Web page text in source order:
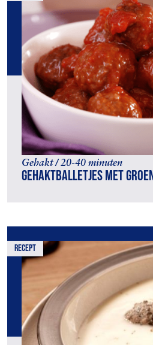
Gehakt / 20-40 minuten
Gehaktballetjes met
recept